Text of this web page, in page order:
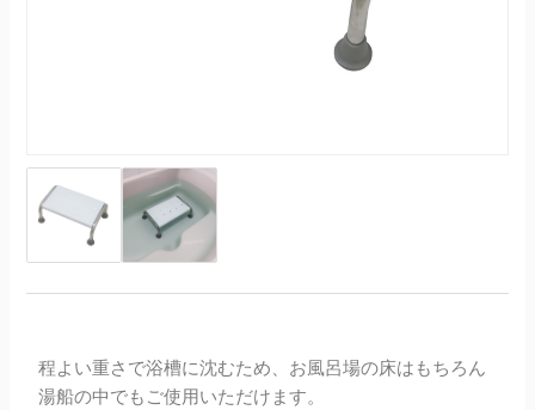
程よい重さで浴槽に沈むため、お風呂場の床はもちろん
湯船の中でもご使用いただけます。